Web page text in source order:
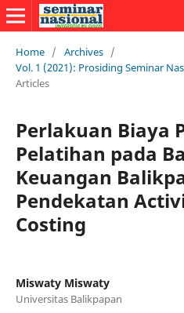
Home / Archives /
Vol. 1 (2021): Prosiding Seminar
Articles
Perlakuan Biaya
Pelatihan pada
Keuangan
Pendekatan
Costing
Miswaty Miswaty
Universitas Balikpapan